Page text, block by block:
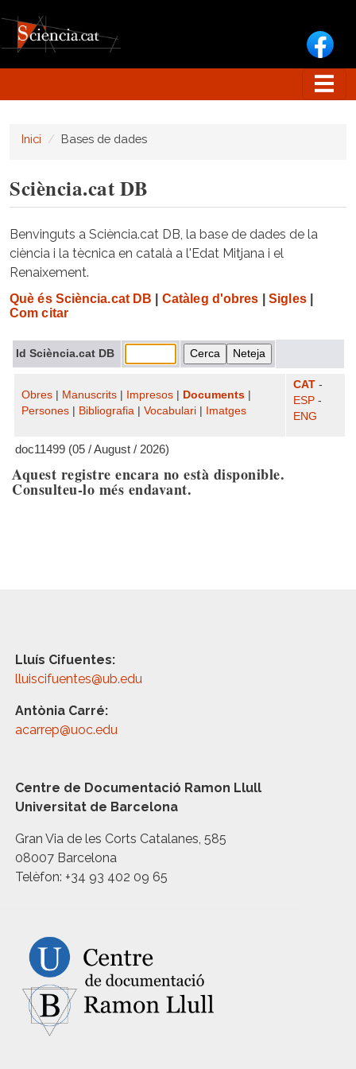
Inici Bases de dades
Sciència.cat DB
Benvinguts a Sciència.cat DB, la base de dades de la
ciència i la tècnica en català a l'Edat Mitjana i el
Renaixement.
Què és Sciència.cat DB Catàleg d'obres Sigles|
Com citar
Id Sciència.cat DB
Obres Manuscrits Impresos Documents
Persones
Bibliografia Vocabulari Imatges
CAT -
ESP -
ENG
doc11499 (05 / August / 2026)
Aquest registre encara no està disponible.
Consulteu-lo més endavant.
Lluís Cifuentes:
lluiscifuentes@ub.edu
Antònia Carré:
acarrep@uoc.edu
Centre de Documentació Ramon Llull
Universitat de Barcelona
Gran Via de les Corts Catalanes, 585
08007 Barcelona
Telèfon: +34 93 402 09 65